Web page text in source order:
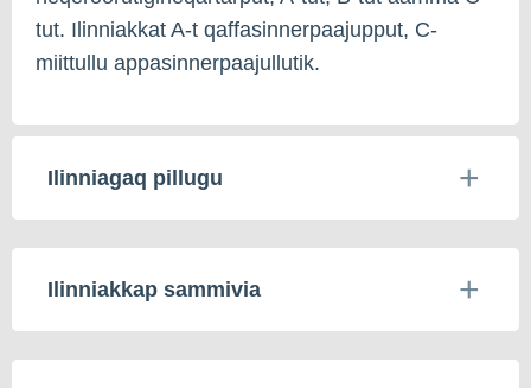
tut. Ilinniakkat A-t qaffasinnerpaajupput, C-
miittullu appasinnerpaajullutik.
Ilinniagaq pillugu
Ilinniakkap sammivia